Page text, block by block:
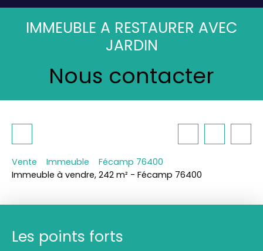
IMMEUBLE A RESTAURER AVEC
JARDIN
Nous contacter
Vente Immeuble
Fécamp 76400
Immeuble à vendre, 242 m² - Fécamp 76400
Les points forts